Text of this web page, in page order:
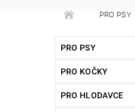
PRO PSY
PRO FRETKY
PRO PSY
PRO KOČKY
PRO HLODAVCE